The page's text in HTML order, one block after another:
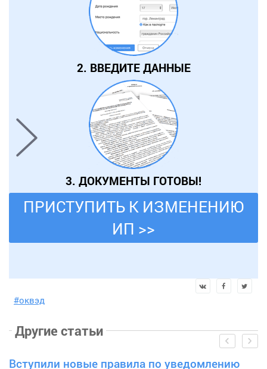
2. ВВЕДИТЕ ДАННЫЕ
3. ДОКУМЕНТЫ ГОТОВЫ!
ПРИСТУПИТЬ К ИЗМЕНЕНИЮ
ИП >>
#оквэд
Другие статьи
Вступили новые правила по уведомлению
prev next